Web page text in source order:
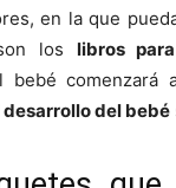
en la que
los libros
bebé
del bebé